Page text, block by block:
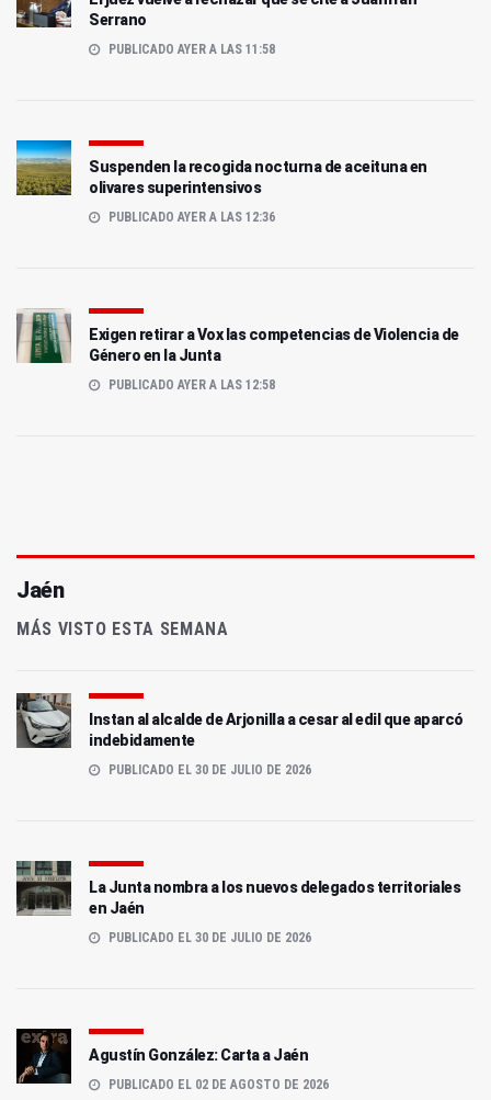
Serrano
PUBLICADO AYER A LAS 11:58
Suspenden la recogida nocturna de aceituna en
olivares superintensivos
PUBLICADO AYER A LAS 12:36
Exigen retirar a Vox las competencias de Violencia de
Género en la Junta
PUBLICADO AYER A LAS 12:58
Jaén
MÁS VISTO ESTA SEMANA
Instan al alcalde de Arjonilla a cesar al edil que aparcó
indebidamente
PUBLICADO EL 30 DE JULIO DE 2026
La Junta nombra a los nuevos delegados territoriales
en Jaén
PUBLICADO EL 30 DE JULIO DE 2026
Agustín González: Carta a Jaén
PUBLICADO EL 02 DE AGOSTO DE 2026